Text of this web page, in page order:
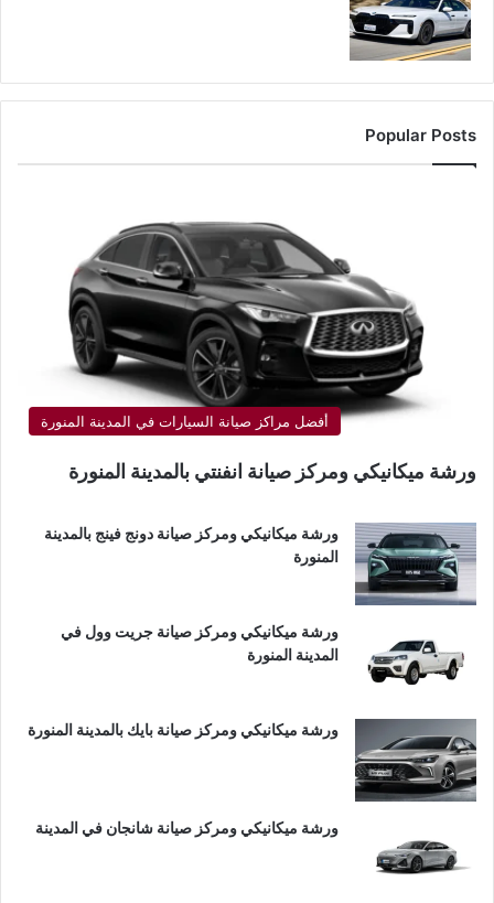
Popular Posts
أفضل مراكز صيانة السيارات في المدينة المنورة
ورشة ميكانيكي ومركز صيانة انفنتي بالمدينة المنورة
ورشة ميكانيكي ومركز صيانة دونج فينج بالمدينة
المنورة
ورشة ميكانيكي ومركز صيانة جريت وول في
المدينة المنورة
ورشة ميكانيكي ومركز صيانة بايك بالمدينة المنورة
ورشة ميكانيكي ومركز صيانة شانجان في المدينة